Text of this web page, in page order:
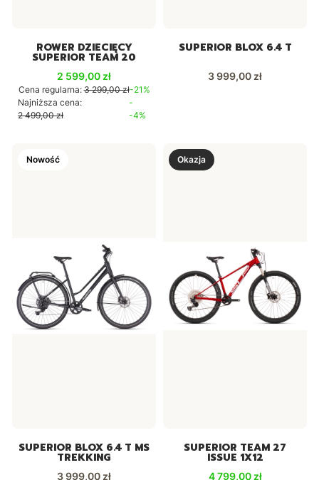
ROWER DZIECIĘCY
SUPERIOR TEAM 20
Cena promocyjna
2 599,00 zł
Cena regularna: 3 299,00 zł-21%
Najniższa cena:
2 499,00 zł
-
-4%
SUPERIOR BLOX 6.4 T
Cena
3 999,00 zł
Nowość
SUPERIOR BLOX 6.4 T MS
TREKKING
Cena
3 999,00 zł
Okazja
SUPERIOR TEAM 27
ISSUE 1X12
Cena promocyjna
4 799,00 zł